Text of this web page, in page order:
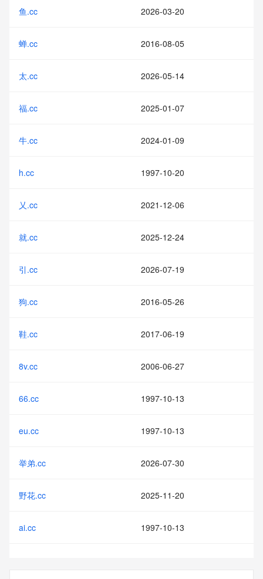
鱼.cc 2026-03-20
蝉.cc 2016-08-05
太.cc 2026-05-14
福.cc 2025-01-07
牛.cc 2024-01-09
h.cc 1997-10-20
乂.cc 2021-12-06
就.cc 2025-12-24
引.cc 2026-07-19
狗.cc 2016-05-26
鞋.cc 2017-06-19
8v.cc 2006-06-27
66.cc 1997-10-13
eu.cc 1997-10-13
举弟.cc 2026-07-30
野花.cc 2025-11-20
ai.cc 1997-10-13